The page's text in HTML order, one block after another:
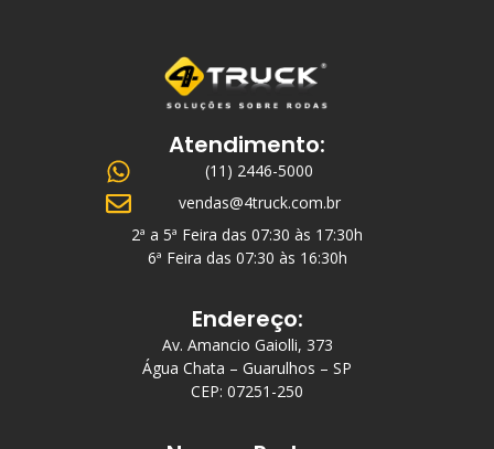
Atendimento:
(11) 2446-5000
vendas@4truck.com.br
2ª a 5ª Feira das 07:30 às 17:30h
6ª Feira das 07:30 às 16:30h
Endereço:
Av. Amancio Gaiolli, 373
Água Chata – Guarulhos – SP
CEP: 07251-250